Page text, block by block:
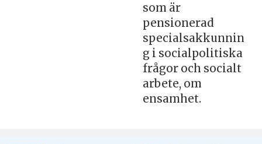
som är
pensionerad
specialsakkunnin
g i socialpolitiska
frågor och socialt
arbete, om
ensamhet.